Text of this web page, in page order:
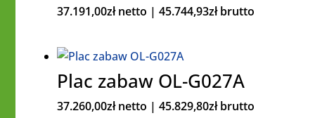
37.191,00zł netto | 45.744,93złbrutto
Plac zabaw OL-G027A
37.260,00zł netto | 45.829,80złbrutto